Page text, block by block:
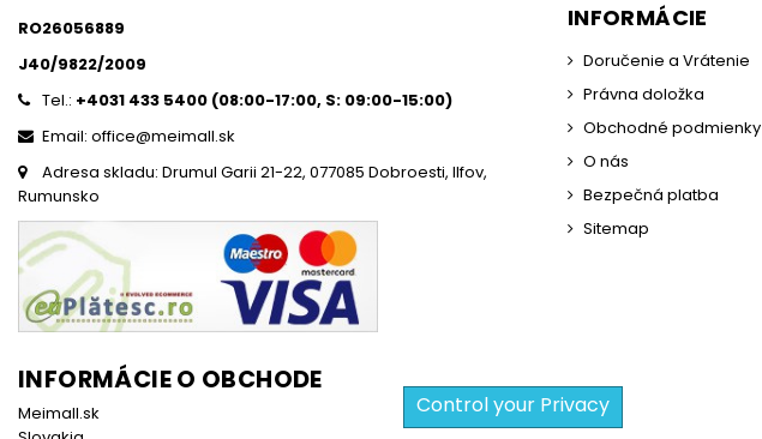
RO26056889
J40/9822/2009
Tel.: +4031 433 5400 (08:00-17:00, S: 09:00-15:00)
Email: office@meimall.sk
Adresa skladu: Drumul Garii 21-22, 077085 Dobroesti, Ilfov,
Rumunsko
INFORMÁCIE
Doručenie a Vrátenie
Právna doložka
Obchodné podmienky
O nás
Bezpečná platba
Sitemap
INFORMÁCIE O OBCHODE
Meimall.sk
Control your Privacy